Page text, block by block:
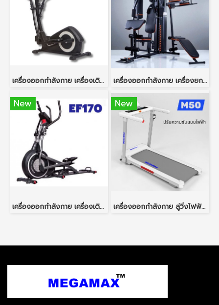
เครื่องออกกำลังกาย เครื่องเดินวงรี Elliptical รุ่น JX7204 เครื่องออกกำลังกาย เครื่องยกน้ำหนัก โฮมยิม 3 สถานี มัลติฟังชั่น รุ่น 930
New
เครื่องออกกำลังกาย เครื่องเดินวงรี เกรดฟิตเนส รุ่น EF170
New
เครื่องออกกำลังกาย ลู่วิ่งไฟฟ้า M50 สำหรับใช้ในบ้านหรือคอนโด